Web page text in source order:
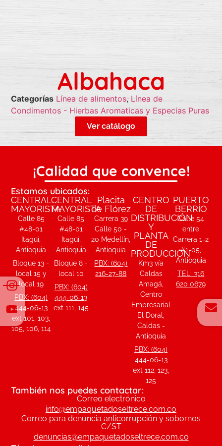
Albahaca
Categorías Línea de alimentos, Línea de
Condimentos - Hierbas Aromaticas y Especias Puras
Ver catálogo
¡Calidad que convence!
Estamos ubicados:
CENTRAL
MAYORISTA
Calle 85
#48-01
Itagüí,
Antioquia
Bloque 13 -
local 15 y
local 19
PBX: (604)
444-06-13
ext 101, 103,
105, 106, 114
CENTRAL
MAYORISTA
Calle 85
#48-01
Itagüí,
Antioquia
Bloque 8 -
local 10
PBX: (604)
444-06-13
ext 111, 145
Placita
de Flórez
Carrera 39
Calle 50 -
20 Medellín,
Antioquia
PBX: (604)
216-27-88
CENTRO
DE
DISTRIBUCIÓN
Y
PLANTA
DE
PRODUCCIÓN
Km3 vía
Caldas
Amagá,
Centro
Empresarial
El Doral,
Caldas -
Antioquia
PBX: (604)
444-06-13
ext 112, 123,
125
PUERTO
BERRÍO
Calle 54
entre
Carrera 1-2
#1-05,
Antioquia
TEL: 316
620 0679
También nos puedes contactar:
Correo electrónico
info@empaquetadoseltrece.com.co
Correo para denuncia anticorrupción y sobornos
C/ST
denuncias@empaquetadoseltrece.com.co